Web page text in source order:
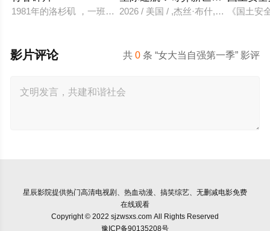
1981年的洛杉矶 ，一班精英名校的高中生原本过住灿烂生活，
2026 / 美国 / ,杰丝·布什,克里斯蒂娜·
《国土安
共0 条 “女大当自强第一季” 影评
影片评论
星辰影院提供热门高清电视剧、热血动漫、搞笑综艺、无删减电影免费
在线观看
Copyright © 2022 sjzwsxs.com All Rights Reserved
豫ICP备90135208号